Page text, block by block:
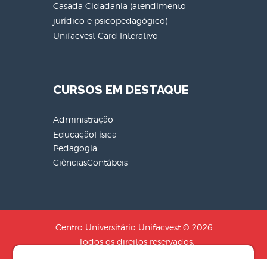
Casada Cidadania (atendimento
jurídico e psicopedagógico)
Unifacvest Card Interativo
CURSOS EM DESTAQUE
Administração
EducaçãoFísica
Pedagogia
CiênciasContábeis
Centro Universitário Unifacvest © 2026
- Todos os direitos reservados.